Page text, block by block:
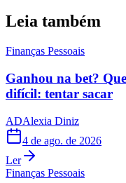
Leia também
Finanças Pessoais
Ganhou na bet?
difícil: tentar sacar
ADAlexia Diniz
4 de ago. de 2026
Ler
Finanças Pessoais